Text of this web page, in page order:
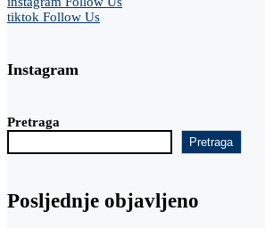
tiktok Follow Us
Instagram
Pretraga
Pretraga
Posljednje objavljeno